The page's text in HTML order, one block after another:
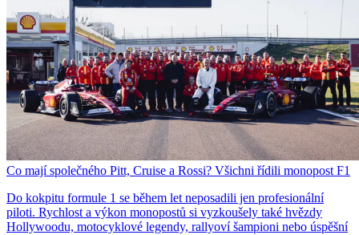
Co mají společného Pitt, Cruise a Rossi? Všichni řídili monopost F1
Do kokpitu formule 1 se během let neposadili jen profesionální
piloti. Rychlost a výkon monopostů si vyzkoušely také hvězdy
Hollywoodu, motocyklové legendy, rallyoví šampioni nebo úspěšní